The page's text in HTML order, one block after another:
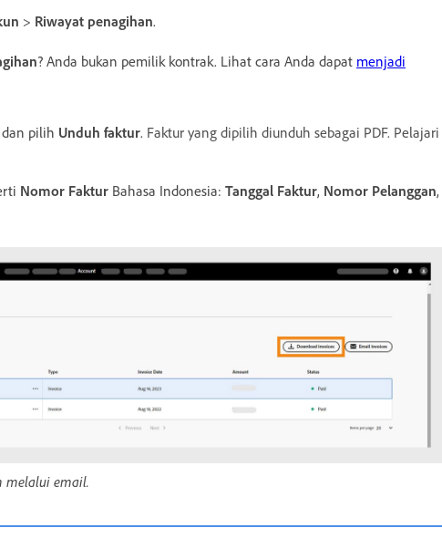
> Riwayat penagihan.
? Anda bukan pemilik kontrak. Lihat cara Anda dapat menjadi
pilih Unduh faktur. Faktur yang dipilih diunduh sebagai PDF. Pelajari
Nomor Faktur Bahasa Indonesia: Tanggal Faktur, Nomor Pelanggan,
melalui email.